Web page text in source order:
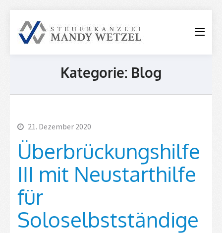
Steuerkanzlei
Kategorie: Blog
21. Dezember 2020
Überbrückungshilfe
III mit Neustarthilfe
für
Soloselbstständige